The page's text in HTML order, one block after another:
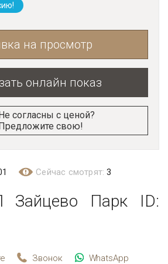
на просмотр
онлайн показ
согласны с ценой?
свою!
Сейчас смотрят:3
Парк ID:
Звонок WhatsApp